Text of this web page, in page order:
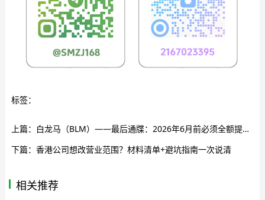
标签：
上篇： 白龙马（BLM）——最后通牒：2026年6月前必须全额提现，别贪后面那点收益！
下篇： 香港公司想改营业范围？材料清单+避坑指南一次说清
相关推荐